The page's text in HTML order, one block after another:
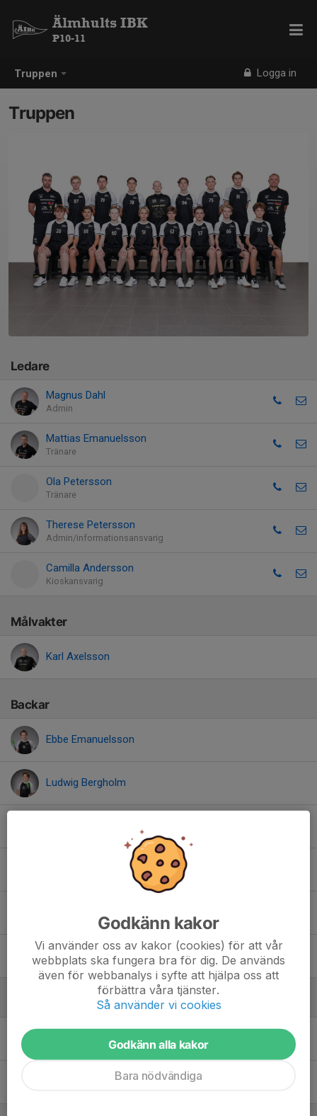
Truppen Logga in
Älmhults IBK
P10-11
Truppen
Ledare
Magnus Dahl
Admin
Mattias Emanuelsson
Tränare
Ola Petersson
Tränare
Therese Petersson
Admin/informationsansvarig
Camilla Andersson
Kioskansvarig
Målvakter
Karl Axelsson
Backar
Ebbe Emanuelsson
Ludwig Bergholm
Ville Lundh
Godkänn kakor
Vi använder oss av kakor (cookies) för att vår
webbplats ska fungera bra för dig. De används
även för webbanalys i syfte att hjälpa oss att
förbättra våra tjänster.
Så använder vi cookies
Godkänn alla kakor
Bara nödvändiga